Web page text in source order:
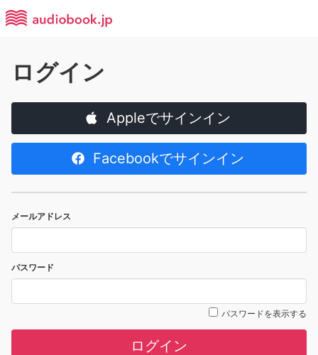
ログイン
Appleでサインイン
Facebookでサインイン
メールアドレス
パスワード
パスワードを表示する
ログイン